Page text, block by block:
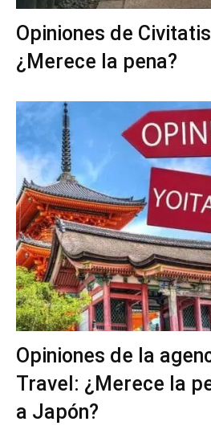
Opiniones de
¿Merece la pena?
Opiniones de la
Travel: ¿Merece la
a Japón?